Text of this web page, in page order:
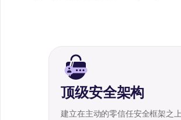
顶级安全架构
建立在主动的零信任安全框架之上